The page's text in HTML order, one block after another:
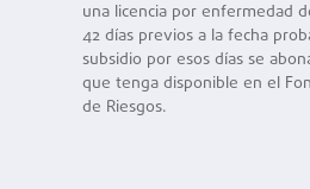
una licencia por enfermedad
42 días previos a la fecha
subsidio por esos días se
que tenga disponible en el
de Riesgos.